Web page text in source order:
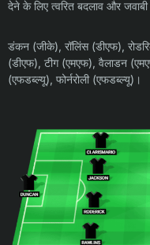
देने के लिए त्वरित बदलाव और
डंकन (जीके), रॉलिंस (डीएफ),
(डीएफ), टीग (एमएफ), वैलाडन
(एफडब्ल्यू), फोर्नरोली (एफडब्ल्यू)।